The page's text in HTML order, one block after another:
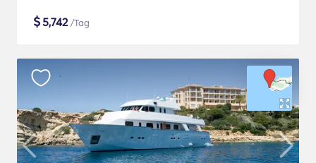
$5,742/Tag